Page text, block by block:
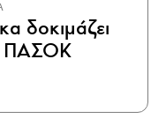
δοκιμάζει
ΠΑΣΟΚ